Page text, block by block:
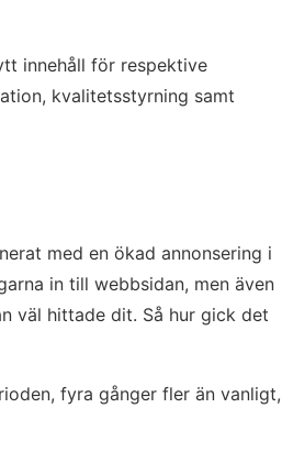
innehåll för respektive
kvalitetsstyrning samt
med en ökad annonsering i
in till webbsidan, men även
väl hittade dit. Så hur gick det
fyra gånger fler än vanligt,